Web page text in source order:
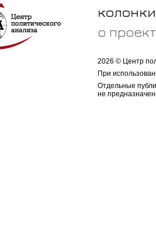
колонки
о
2026 © Центр
При
Отдельные
не